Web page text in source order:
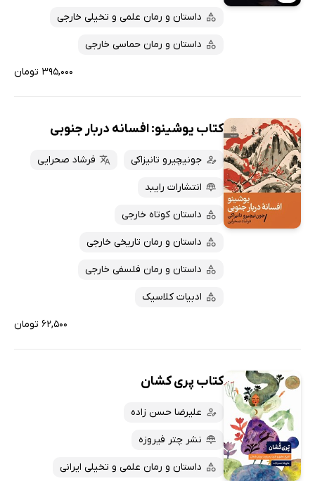
داستان و رمان علمی و تخیلی خارجی
داستان و رمان حماسی خارجی
۳۹۵,۰۰۰ تومان
کتاب یوشینو: افسانه دربار جنوبی
جونیچیرو تانیزاکی فرشاد صحرایی
انتشارات رایبد
داستان کوتاه خارجی
داستان و رمان تاریخی خارجی
داستان و رمان فلسفی خارجی
ادبیات کلاسیک
۶۲,۵۰۰ تومان
کتاب پری کشان
علیرضا حسن زاده
نشر چتر فیروزه
داستان و رمان علمی و تخیلی ایرانی